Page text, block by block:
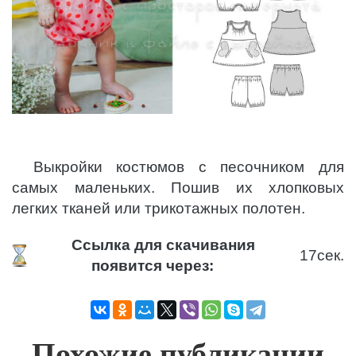
Выкройки костюмов с песочником для
самых маленьких. Пошив их хлопковых
легких тканей или трикотажных полотен.
Ссылка для скачивания
появится через:
17сек.